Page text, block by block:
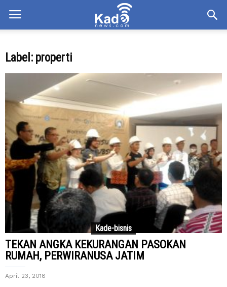
Label: properti
Kade-bisnis
TEKAN ANGKA KEKURANGAN PASOKAN
RUMAH, PERWIRANUSA JATIM
April 23, 2018